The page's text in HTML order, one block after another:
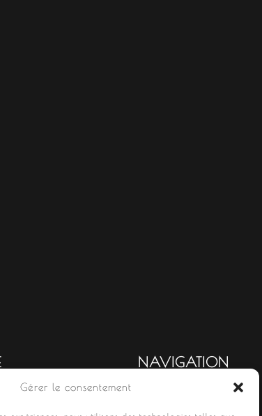
Gérer le consentement
NAVIGATION